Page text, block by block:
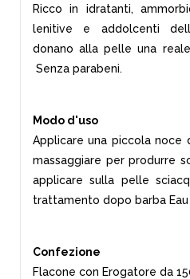
Ricco in idratanti,
lenitive e addolcenti
donano alla pelle una
Senza parabeni.
Modo d'uso
Applicare una piccola noce
massaggiare per produrre
applicare sulla pelle
trattamento dopo barba
Confezione
Flacone con Erogatore da